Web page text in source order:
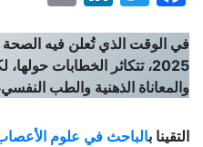
في الوقت الذي تُعلن فيه
2025، تتكاثر الخطابات
والمعاناة الذهنية والطب
التقينا بالباحث في علوم